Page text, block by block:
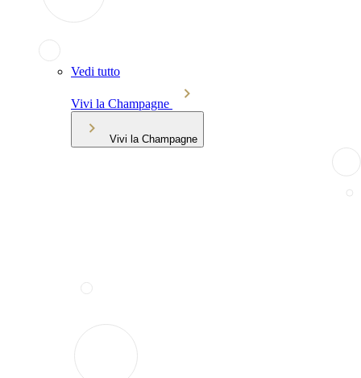
Vedi tutto
Vivi la Champagne
Vivi la Champagne